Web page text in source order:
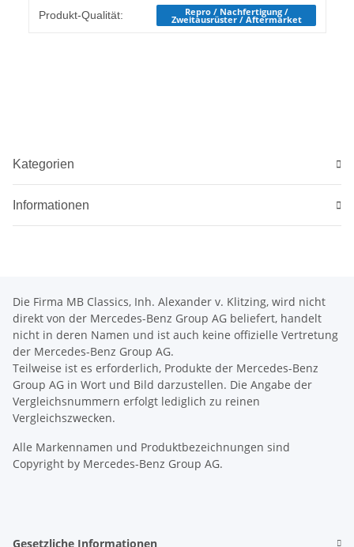
Produkteigenschaft
Wert
Produkt-Qualität: Repro / Nachfertigung /
Zweitausrüster / Aftermarket
Kategorien
Informationen
Die Firma MB Classics, Inh. Alexander v. Klitzing, wird nicht
direkt von der Mercedes-Benz Group AG beliefert, handelt
nicht in deren Namen und ist auch keine offizielle Vertretung
der Mercedes-Benz Group AG.
Teilweise ist es erforderlich, Produkte der Mercedes-Benz
Group AG in Wort und Bild darzustellen. Die Angabe der
Vergleichsnummern erfolgt lediglich zu reinen
Vergleichszwecken.
Alle Markennamen und Produktbezeichnungen sind
Copyright by Mercedes-Benz Group AG.
Gesetzliche Informationen